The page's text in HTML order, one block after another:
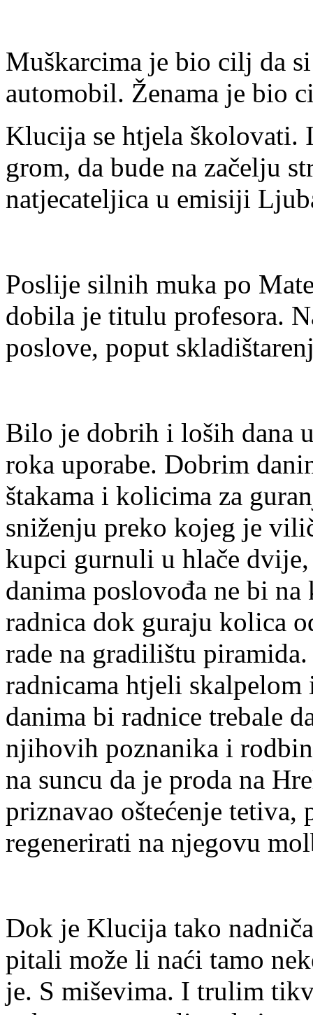
Muškarcima je bio cilj da
automobil. Ženama je bio
Klucija se htjela školovati.
grom, da bude na začelju
natjecateljica u emisiji
Poslije silnih muka po
dobila je titulu profesora.
poslove, poput
Bilo je dobrih i loših dana
roka uporabe. Dobrim
štakama i kolicima za
sniženju preko kojeg je
kupci gurnuli u hlače dvije,
danima poslovođa ne bi
radnica dok guraju kolica
rade na gradilištu
radnicama htjeli
danima bi radnice trebale
njihovih poznanika i
na suncu da je proda na
priznavao oštećenje tetiva,
regenerirati na njegovu
Dok je Klucija tako
pitali može li naći tamo
je. S miševima. I trulim